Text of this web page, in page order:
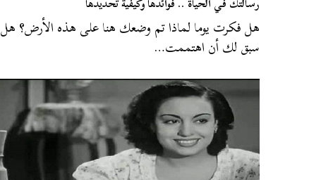
هل فكرت يوما لماذا تم وضعك هنا على هذه الأرض؟ هل
سبق لك أن اهتممت…